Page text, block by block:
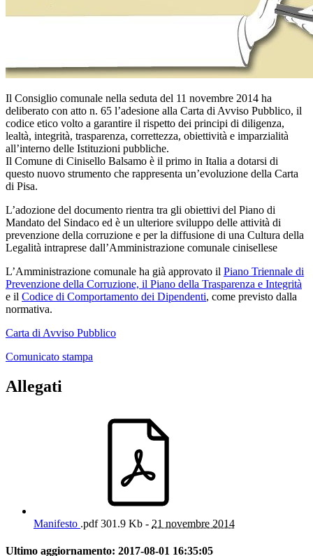
Il Consiglio comunale nella seduta del 11 novembre 2014 ha
deliberato con atto n. 65 l’adesione alla Carta di Avviso Pubblico, il
codice etico volto a garantire il rispetto dei principi di diligenza,
lealtà, integrità, ‪trasparenza‬, correttezza, obiettività e imparzialità
all’interno delle Istituzioni pubbliche.
Il Comune di Cinisello Balsamo è il primo in Italia a dotarsi di
questo nuovo strumento che rappresenta un’evoluzione della Carta
di Pisa.
L’adozione del documento rientra tra gli obiettivi del Piano di
Mandato del Sindaco ed è un ulteriore sviluppo delle attività di
prevenzione della corruzione e per la diffusione di una Cultura della
Legalità intraprese dall’Amministrazione comunale cinisellese
L’Amministrazione comunale ha già approvato il Piano Triennale di
Prevenzione della Corruzione, il Piano della Trasparenza e Integrità
e il Codice di Comportamento dei Dipendenti, come previsto dalla
normativa.
Carta di Avviso Pubblico
Comunicato stampa
Allegati
Manifesto .pdf301.9 Kb - 21 novembre 2014
Ultimo aggiornamento: 2017-08-01 16:35:05